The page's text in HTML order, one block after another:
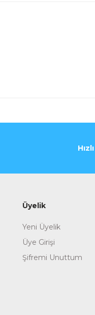
Üyelik
Yeni Üyelik
Üye Girişi
Şifremi Unuttum